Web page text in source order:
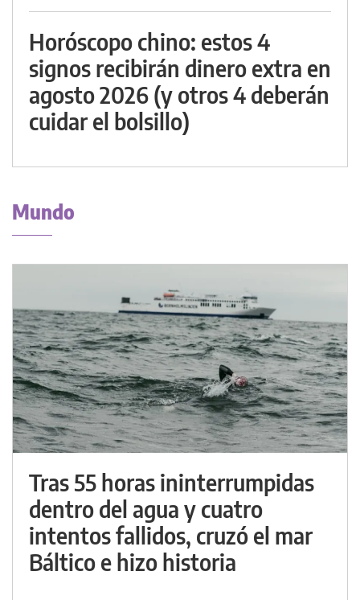
Horóscopo chino: estos 4
signos recibirán dinero extra en
agosto 2026 (y otros 4 deberán
cuidar el bolsillo)
Mundo
Tras 55 horas ininterrumpidas
dentro del agua y cuatro
intentos fallidos, cruzó el mar
Báltico e hizo historia